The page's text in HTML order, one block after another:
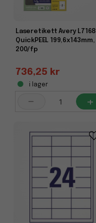
Laseretikett Avery L7168
QuickPEEL 199,6x143mm,
200/fp
736,25 kr
i lager
- +